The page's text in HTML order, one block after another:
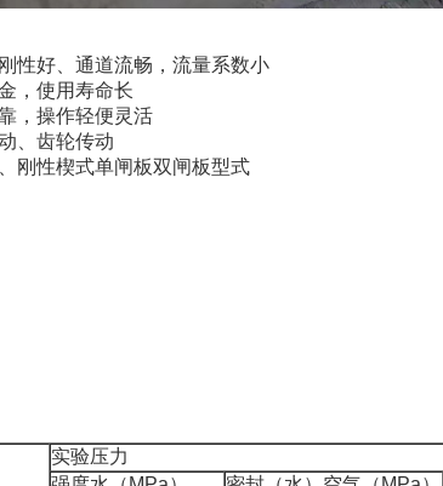
性好、通道流畅，流量系数小
，使用寿命长
，操作轻便灵活
、齿轮传动
刚性楔式单闸板双闸板型式
实验压力